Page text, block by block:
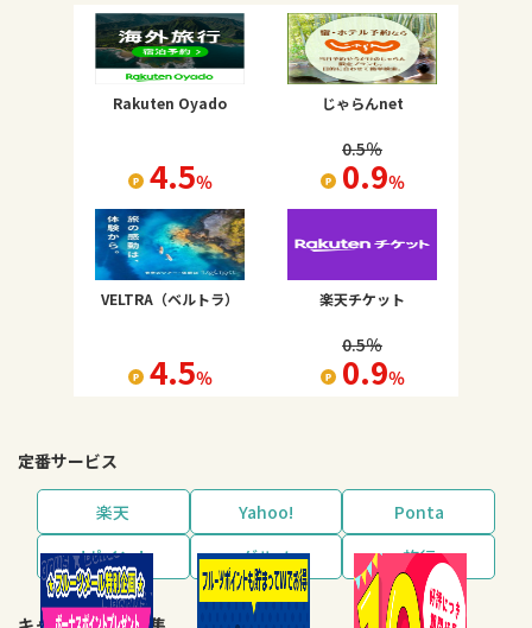
Rakuten Oyado
4.5％
じゃらんnet
0.5％
0.9％
VELTRA（ベルトラ）
4.5％
楽天チケット
0.5％
0.9％
定番サービス
楽天 Yahoo!
Ponta
dポイント
グルメ 旅行